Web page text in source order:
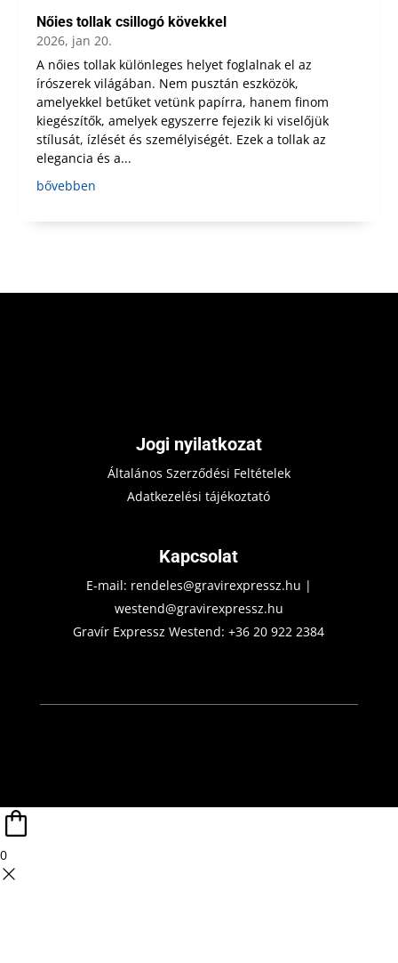
Nőies tollak csillogó kövekkel
2026, jan 20.
A nőies tollak különleges helyet foglalnak el az
írószerek világában. Nem pusztán eszközök,
amelyekkel betűket vetünk papírra, hanem finom
kiegészítők, amelyek egyszerre fejezik ki viselőjük
stílusát, ízlését és személyiségét. Ezek a tollak az
elegancia és a...
bővebben
Jogi nyilatkozat
Általános Szerződési Feltételek
Adatkezelési tájékoztató
Kapcsolat
E-mail: rendeles@gravirexpressz.hu |
westend@gravirexpressz.hu
Gravír Expressz Westend:+36 20 922 2384
0